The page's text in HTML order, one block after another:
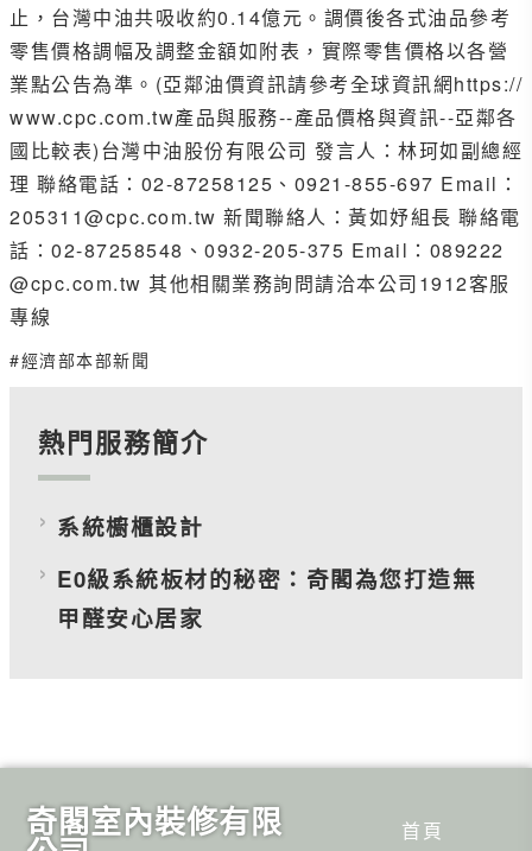
止，台灣中油共吸收約0.14億元。調價後各式油品參考
零售價格調幅及調整金額如附表，實際零售價格以各營
業點公告為準。(亞鄰油價資訊請參考全球資訊網https://
www.cpc.com.tw產品與服務--產品價格與資訊--亞鄰各
國比較表)台灣中油股份有限公司 發言人：林珂如副總經
理 聯絡電話：02-87258125、0921-855-697 Email：
205311@cpc.com.tw 新聞聯絡人：黃如妤組長 聯絡電
話：02-87258548、0932-205-375 Email：089222
@cpc.com.tw 其他相關業務詢問請洽本公司1912客服
專線
#經濟部本部新聞
熱門服務簡介
系統櫥櫃設計
E0級系統板材的秘密：奇閣為您打造無
甲醛安心居家
奇閣室內裝修有限 首頁